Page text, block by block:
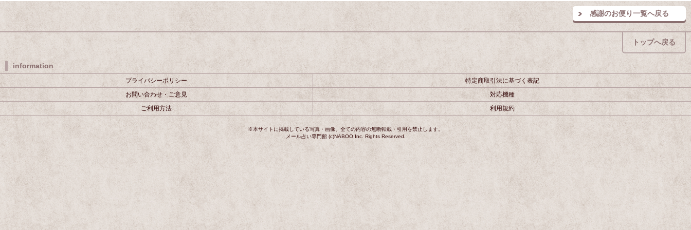
感謝のお便り一覧へ戻る
トップへ戻る
information
プライバシーポリシー
特定商取引法に基づく表記
お問い合わせ・ご意見
対応機種
ご利用方法
利用規約
※本サイトに掲載している写真・画像、全ての内容の無断転載・引用を禁止します。
メール占い専門館 (c)NABOO Inc. Rights Reserved.